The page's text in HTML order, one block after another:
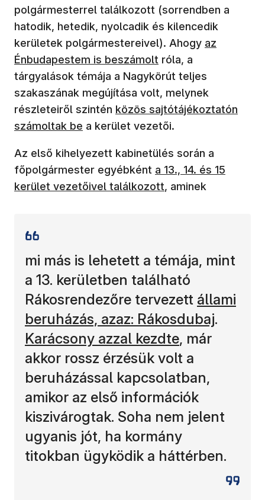
polgármesterrel találkozott (sorrendben a
hatodik, hetedik, nyolcadik és kilencedik
kerületek polgármestereivel). Ahogy az
Énbudapestem is beszámolt róla, a
tárgyalások témája a Nagykörút teljes
szakaszának megújítása volt, melynek
részleteiről szintén közös sajtótájékoztatón
számoltak be a kerület vezetői.
Az első kihelyezett kabinetülés során a
főpolgármester egyébként a 13., 14. és 15
kerület vezetőivel találkozott, aminek
mi más is lehetett a témája, mint
a 13. kerületben található
Rákosrendezőre tervezett állami
beruházás, azaz: Rákosdubaj.
Karácsony azzal kezdte, már
akkor rossz érzésük volt a
beruházással kapcsolatban,
amikor az első információk
kiszivárogtak. Soha nem jelent
ugyanis jót, ha kormány
titokban ügyködik a háttérben.